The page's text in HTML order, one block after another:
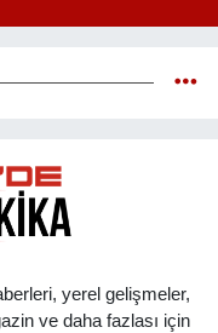
yerel gelişmeler,
ve daha fazlası için